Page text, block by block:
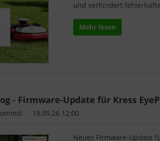
und verhindert
Mehr lesen
- Firmware-Update für Kress
18.05.26 12:00
Neues Firmware-Update